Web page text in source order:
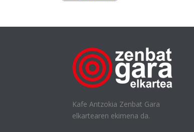
Kafe Antzokia Zenbat Gara
elkartearen ekimena da.